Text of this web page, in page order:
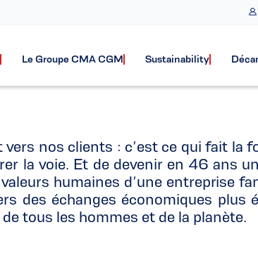
Le Groupe CMA CGM Sustainability
Notre
nos clients : c’est ce qui fait la
la voie. Et de devenir en 46
humaines d’une entreprise
des échanges économiques
tous les hommes et de la planète.